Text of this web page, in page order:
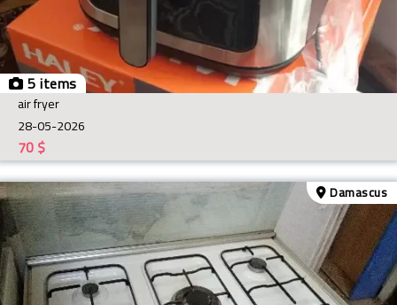
5 items
air fryer
28-05-2026
$
70
Damascus